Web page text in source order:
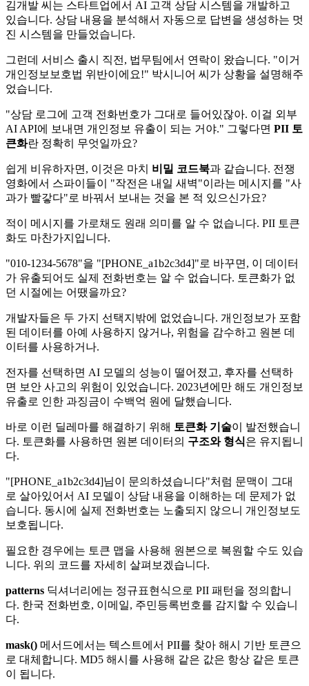
김개발 씨는 스타트업에서 AI 고객 상담 시스템을 개발하고
있습니다. 상담 내용을 분석해서 자동으로 답변을 생성하는 멋
진 시스템을 만들었습니다.
그런데 서비스 출시 직전, 법무팀에서 연락이 왔습니다. "이거
개인정보보호법 위반이에요!" 박시니어 씨가 상황을 설명해주
었습니다.
"상담 로그에 고객 전화번호가 그대로 들어있잖아. 이걸 외부
AI API에 보내면 개인정보 유출이 되는 거야." 그렇다면 PII 토
큰화란 정확히 무엇일까요?
쉽게 비유하자면, 이것은 마치 비밀 코드북과 같습니다. 전쟁
영화에서 스파이들이 "작전은 내일 새벽"이라는 메시지를 "사
과가 빨갛다"로 바꿔서 보내는 것을 본 적 있으신가요?
적이 메시지를 가로채도 원래 의미를 알 수 없습니다. PII 토큰
화도 마찬가지입니다.
"010-1234-5678"을 "[PHONE_a1b2c3d4]"로 바꾸면, 이 데이터
가 유출되어도 실제 전화번호는 알 수 없습니다. 토큰화가 없
던 시절에는 어땠을까요?
개발자들은 두 가지 선택지밖에 없었습니다. 개인정보가 포함
된 데이터를 아예 사용하지 않거나, 위험을 감수하고 원본 데
이터를 사용하거나.
전자를 선택하면 AI 모델의 성능이 떨어졌고, 후자를 선택하
면 보안 사고의 위험이 있었습니다. 2023년에만 해도 개인정보
유출로 인한 과징금이 수백억 원에 달했습니다.
바로 이런 딜레마를 해결하기 위해 토큰화 기술이 발전했습니
다. 토큰화를 사용하면 원본 데이터의 구조와 형식은 유지됩니
다.
"[PHONE_a1b2c3d4]님이 문의하셨습니다"처럼 문맥이 그대
로 살아있어서 AI 모델이 상담 내용을 이해하는 데 문제가 없
습니다. 동시에 실제 전화번호는 노출되지 않으니 개인정보도
보호됩니다.
필요한 경우에는 토큰 맵을 사용해 원본으로 복원할 수도 있습
니다. 위의 코드를 자세히 살펴보겠습니다.
patterns 딕셔너리에는 정규표현식으로 PII 패턴을 정의합니
다. 한국 전화번호, 이메일, 주민등록번호를 감지할 수 있습니
다.
mask() 메서드에서는 텍스트에서 PII를 찾아 해시 기반 토큰으
로 대체합니다. MD5 해시를 사용해 같은 값은 항상 같은 토큰
이 됩니다.